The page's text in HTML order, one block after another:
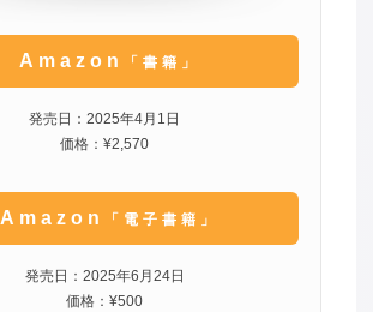
Amazon 「書籍」
発売日：2025年4月1日
価格：¥2,570
Amazon 「電子書籍」
発売日：2025年6月24日
価格：¥500